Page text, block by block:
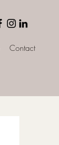
Contact